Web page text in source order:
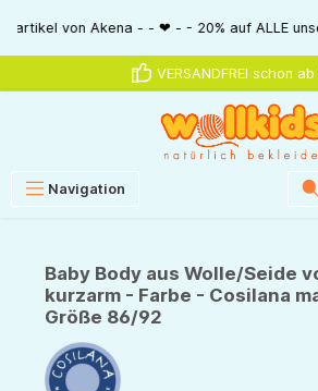
springen
Akena - - ❤ - - 20% auf ALLE
VERSANDFREI schon
Navigation
Baby Body aus Wolle/Seide
kurzarm - Farbe - Cosilana
Größe 86/92